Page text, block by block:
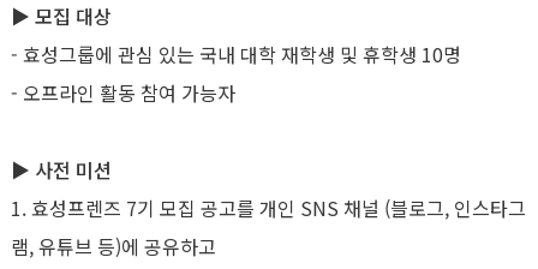
▶ 모집 대상
- 효성그룹에 관심 있는 국내 대학 재학생 및 휴학생 10명
- 오프라인 활동 참여 가능자
▶ 사전 미션
1. 효성프렌즈 7기 모집 공고를 개인 SNS 채널 (블로그, 인스타그
램, 유튜브 등)에 공유하고